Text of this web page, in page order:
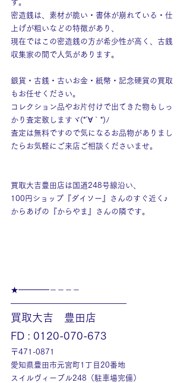
す。
密造銭は、素材が脆い・書体が崩れている・仕
上げが粗いなどの特徴があり、
現在ではこの密造銭の方が希少性が高く、古銭
収集家の間で人気があります。
銀貨・古銭・古いお金・紙幣・記念硬貨の買取
もお任せください。
コレクション品やお片付けで出てきた物もしっ
かり査定致しますヾ(*´∀｀*)ﾉ
査定は無料ですので気になるお品物がありまし
たらお気軽にご来店ご相談くださいませ。
買取大吉豊田店は国道248号線沿い、
100円ショップ『ダイソー』さんのすぐ近く♪
からあげの『からやま』さんの隣です。
★━━━━－－－－
———————————————
買取大吉　豊田店
FD : 0120-070-673
〒471-0871
愛知県豊田市元宮町1丁目20番地
スイルヴィーブル248（駐車場完備）